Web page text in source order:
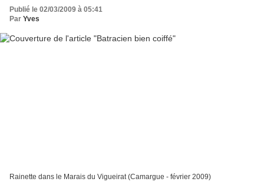
Publié le 02/03/2009 à 05:41
Par Yves
Rainette dans le Marais du Vigueirat (Camargue - février 2009)